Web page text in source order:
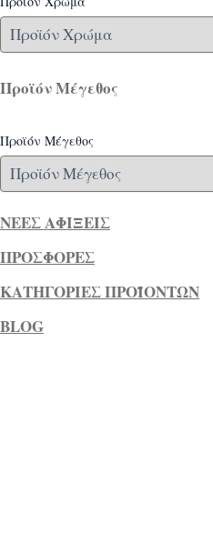
Προϊόν Μέγεθος
Προϊόν Μέγεθος
ΝΕΕΣ ΑΦΙΞΕΙΣ
ΠΡΟΣΦΟΡΕΣ
ΚΑΤΗΓΟΡΙΕΣ ΠΡΟΪΟΝΤΩΝ
BLOG